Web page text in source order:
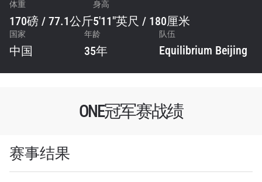
体重
170磅 / 77.1公斤
身高
5'11"英尺 / 180厘米
国家
中国
年龄
35年
队伍
Equilibrium Beijing
ONE冠军赛战绩
赛事结果